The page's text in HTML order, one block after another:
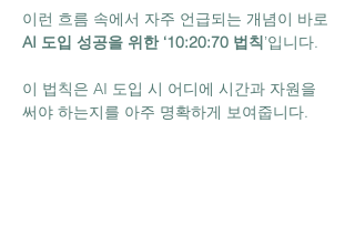
이런 흐름 속에서 자주 언급되는 개념이 바로
AI 도입 성공을 위한 ‘10:20:70 법칙’입니다.
이 법칙은 AI 도입 시 어디에 시간과 자원을
써야 하는지를 아주 명확하게 보여줍니다.